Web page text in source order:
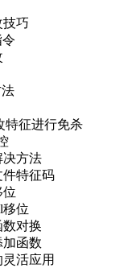
巧
特征进行免杀
决方法
件特征码
位
位
对换
函数
活应用